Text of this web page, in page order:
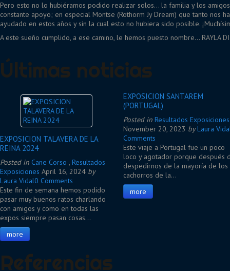
Pero esto no lo hubiéramos podido realizar solos… la familia y los
constante apoyo; en especial Montse (Rothorm Jy Dream) que tanto nos
ayudado en estos años y sin la cual esto no hubiera sido posible.
A este sueño cumplido, a ese camino, le hemos puesto nombre… RAYLA DI
Últimas noticias
EXPOSICION TALAVERA DE LA
REINA 2024
Posted in Cane Corso , Resultados
Exposiciones April 16, 2024 by
Laura Vidal0 Comments
Este fin de semana hemos podido
pasar muy buenos ratos charlando
con amigos y como en todas las
expos siempre pasan cosas…
more
EXPOSICION SANTAREM
(PORTUGAL)
Posted in Resultados Exposiciones
November 20, 2023 byLaura
Comments
Este viaje a Portugal fue un poco
loco y agotador porque después
despedirnos de la mayoría de los
cachorros de la…
more
Referencias